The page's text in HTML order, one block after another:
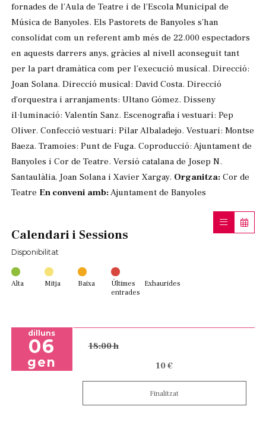
fornades de l’Aula de Teatre i de l’Escola Municipal de
Música de Banyoles. Els Pastorets de Banyoles s’han
consolidat com un referent amb més de 22.000 espectadors
en aquests darrers anys, gràcies al nivell aconseguit tant
per la part dramàtica com per l’execució musical. Direcció:
Joan Solana. Direcció musical: David Costa. Direcció
d’orquestra i arranjaments: Ultano Gómez. Disseny
il·luminació: Valentín Sanz. Escenografia i vestuari: Pep
Oliver. Confecció vestuari: Pilar Albaladejo. Vestuari: Montse
Baeza. Tramoies: Punt de Fuga. Coproducció: Ajuntament de
Banyoles i Cor de Teatre. Versió catalana de Josep N.
Santaulàlia, Joan Solana i Xavier Xargay. Organitza: Cor de
Teatre En conveni amb:Ajuntament de Banyoles
Calendari i Sessions
Disponibilitat
Alta Mitja Baixa
Últimes
entrades
Exhaurides
dilluns
06
gen
18:00 h
10 €
Finalitzat